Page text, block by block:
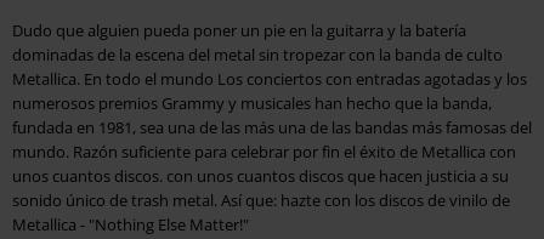
Dudo que alguien pueda poner un pie en la guitarra y la batería
dominadas de la escena del metal sin tropezar con la banda de culto
Metallica. En todo el mundo Los conciertos con entradas agotadas y los
numerosos premios Grammy y musicales han hecho que la banda,
fundada en 1981, sea una de las más una de las bandas más famosas del
mundo. Razón suficiente para celebrar por fin el éxito de Metallica con
unos cuantos discos. con unos cuantos discos que hacen justicia a su
sonido único de trash metal. Así que: hazte con los discos de vinilo de
Metallica - "Nothing Else Matter!"